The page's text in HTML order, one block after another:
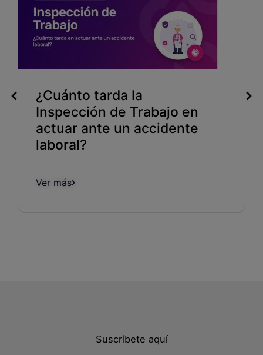
¿Cuánto tarda la
Inspección de Trabajo en
actuar ante un accidente
laboral?
Ver más
Suscríbete aquí